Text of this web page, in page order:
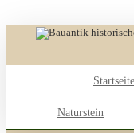
content
Startseite
Naturstein